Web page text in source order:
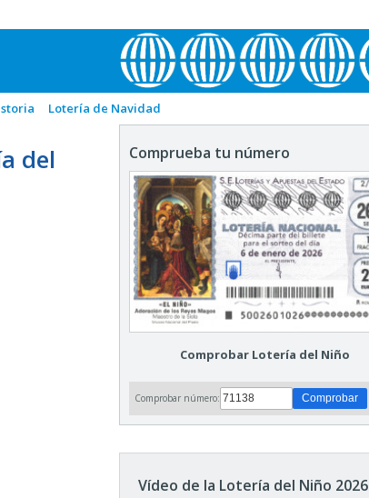
Lotería de Navidad
del
Comprueba tu número
Comprobar Lotería del Niño
Comprobar número:
Vídeo de la Lotería del Niño 2026